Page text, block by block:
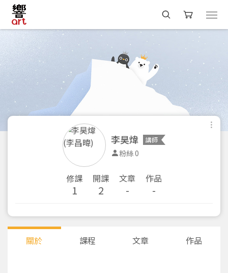
李昊煒 講師
粉絲 0
修課
1
開課
2
文章
-
作品
-
關於 課程 文章 作品